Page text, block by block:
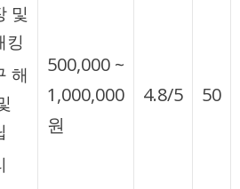
및
킹
해
500,000 ~
1,000,000
원
4.8/5 50